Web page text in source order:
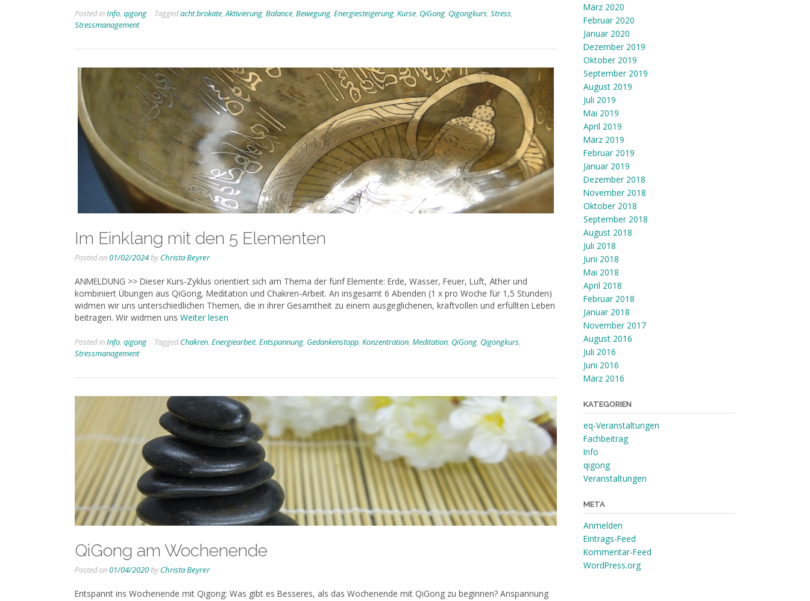
Posted inInfo, qigong Taggedacht brokate,Aktivierung, Balance, Bewegung, Energiesteigerung, Kurse, QiGong, Qigongkurs, Stress,
Stressmanagement
Im Einklang mit den 5 Elementen
Posted on01/02/2024by Christa Beyrer
ANMELDUNG >> Dieser Kurs-Zyklus orientiert sich am Thema der fünf Elemente: Erde, Wasser, Feuer, Luft, Äther und
kombiniert Übungen aus QiGong, Meditation und Chakren-Arbeit. An insgesamt 6 Abenden (1 x pro Woche für 1,5 Stunden)
widmen wir uns unterschiedlichen Themen, die in ihrer Gesamtheit zu einem ausgeglichenen, kraftvollen und erfüllten Leben
beitragen. Wir widmen uns Weiter lesen
Posted inInfo, qigong TaggedChakren, Energiearbeit, Entspannung, Gedankenstopp, Konzentration, Meditation, QiGong, Qigongkurs,
Stressmanagement
QiGong am Wochenende
Posted on01/04/2020by Christa Beyrer
Entspannt ins Wochenende mit Qigong: Was gibt es Besseres, als das Wochenende mit QiGong zu beginnen? Anspannung
März 2020
Februar 2020
Januar 2020
Dezember 2019
Oktober 2019
September 2019
August 2019
Juli 2019
Mai 2019
April 2019
März 2019
Februar 2019
Januar 2019
Dezember 2018
November 2018
Oktober 2018
September 2018
August 2018
Juli 2018
Juni 2018
Mai 2018
April 2018
Februar 2018
Januar 2018
November 2017
August 2016
Juli 2016
Juni 2016
März 2016
KATEGORIEN
eq-Veranstaltungen
Fachbeitrag
Info
qigong
Veranstaltungen
META
Anmelden
Eintrags-Feed
Kommentar-Feed
WordPress.org